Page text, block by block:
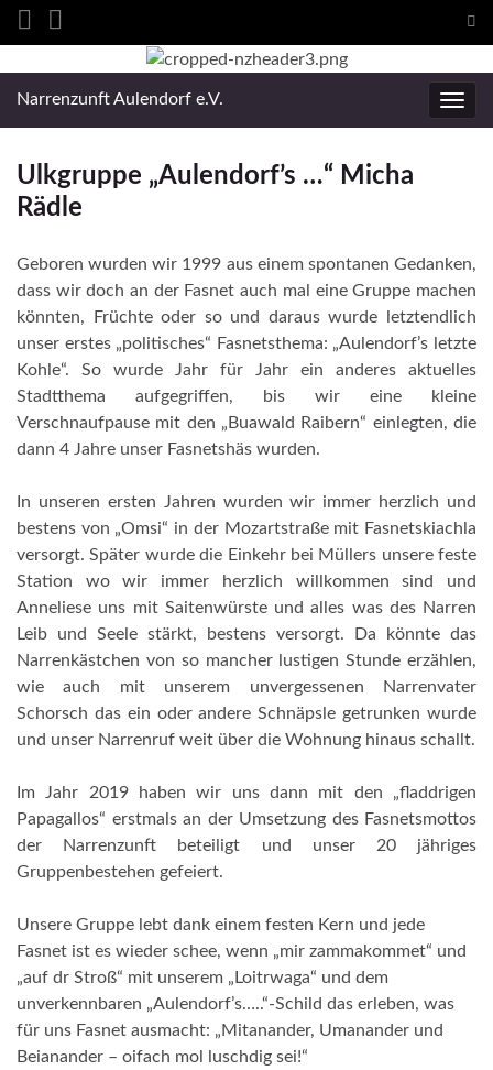
Search for:
Narrenzunft Aulendorf e.V.
Ulkgruppe „Aulendorf’s …“ Micha
Rädle
Geboren wurden wir 1999 aus einem spontanen Gedanken,
dass wir doch an der Fasnet auch mal eine Gruppe machen
könnten, Früchte oder so und daraus wurde letztendlich
unser erstes „politisches“ Fasnetsthema: „Aulendorf’s letzte
Kohle“. So wurde Jahr für Jahr ein anderes aktuelles
Stadtthema aufgegriffen, bis wir eine kleine
Verschnaufpause mit den „Buawald Raibern“ einlegten, die
dann 4 Jahre unser Fasnetshäs wurden.
In unseren ersten Jahren wurden wir immer herzlich und
bestens von „Omsi“ in der Mozartstraße mit Fasnetskiachla
versorgt. Später wurde die Einkehr bei Müllers unsere feste
Station wo wir immer herzlich willkommen sind und
Anneliese uns mit Saitenwürste und alles was des Narren
Leib und Seele stärkt, bestens versorgt. Da könnte das
Narrenkästchen von so mancher lustigen Stunde erzählen,
wie auch mit unserem unvergessenen Narrenvater
Schorsch das ein oder andere Schnäpsle getrunken wurde
und unser Narrenruf weit über die Wohnung hinaus schallt.
Im Jahr 2019 haben wir uns dann mit den „fladdrigen
Papagallos“ erstmals an der Umsetzung des Fasnetsmottos
der Narrenzunft beteiligt und unser 20 jähriges
Gruppenbestehen gefeiert.
Unsere Gruppe lebt dank einem festen Kern und jede
Fasnet ist es wieder schee, wenn „mir zammakommet“ und
„auf dr Stroß“ mit unserem „Loitrwaga“ und dem
unverkennbaren „Aulendorf’s…..“-Schild das erleben, was
für uns Fasnet ausmacht: „Mitanander, Umanander und
Beianander – oifach mol luschdig sei!“